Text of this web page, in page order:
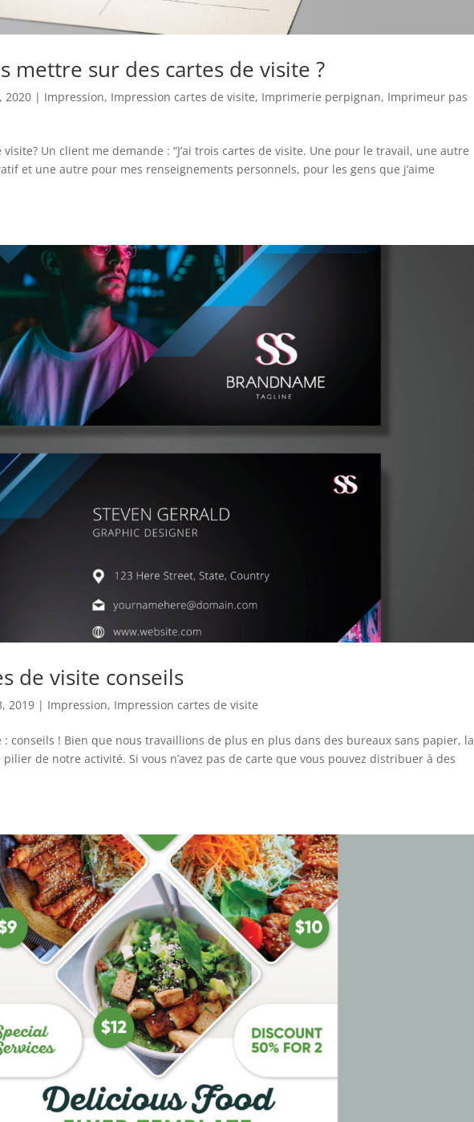
mettre sur des cartes de visite ?
2020 | Impression, Impression cartes de visite, Imprimerie perpignan, Imprimeur pas
Un client me demande : “J’ai trois cartes de visite. Une pour le travail, une autre
et une autre pour mes renseignements personnels, pour les gens que j’aime
de visite conseils
2019 | Impression, Impression cartes de visite
conseils ! Bien que nous travaillions de plus en plus dans des bureaux sans papier, la
de notre activité. Si vous n’avez pas de carte que vous pouvez distribuer à des